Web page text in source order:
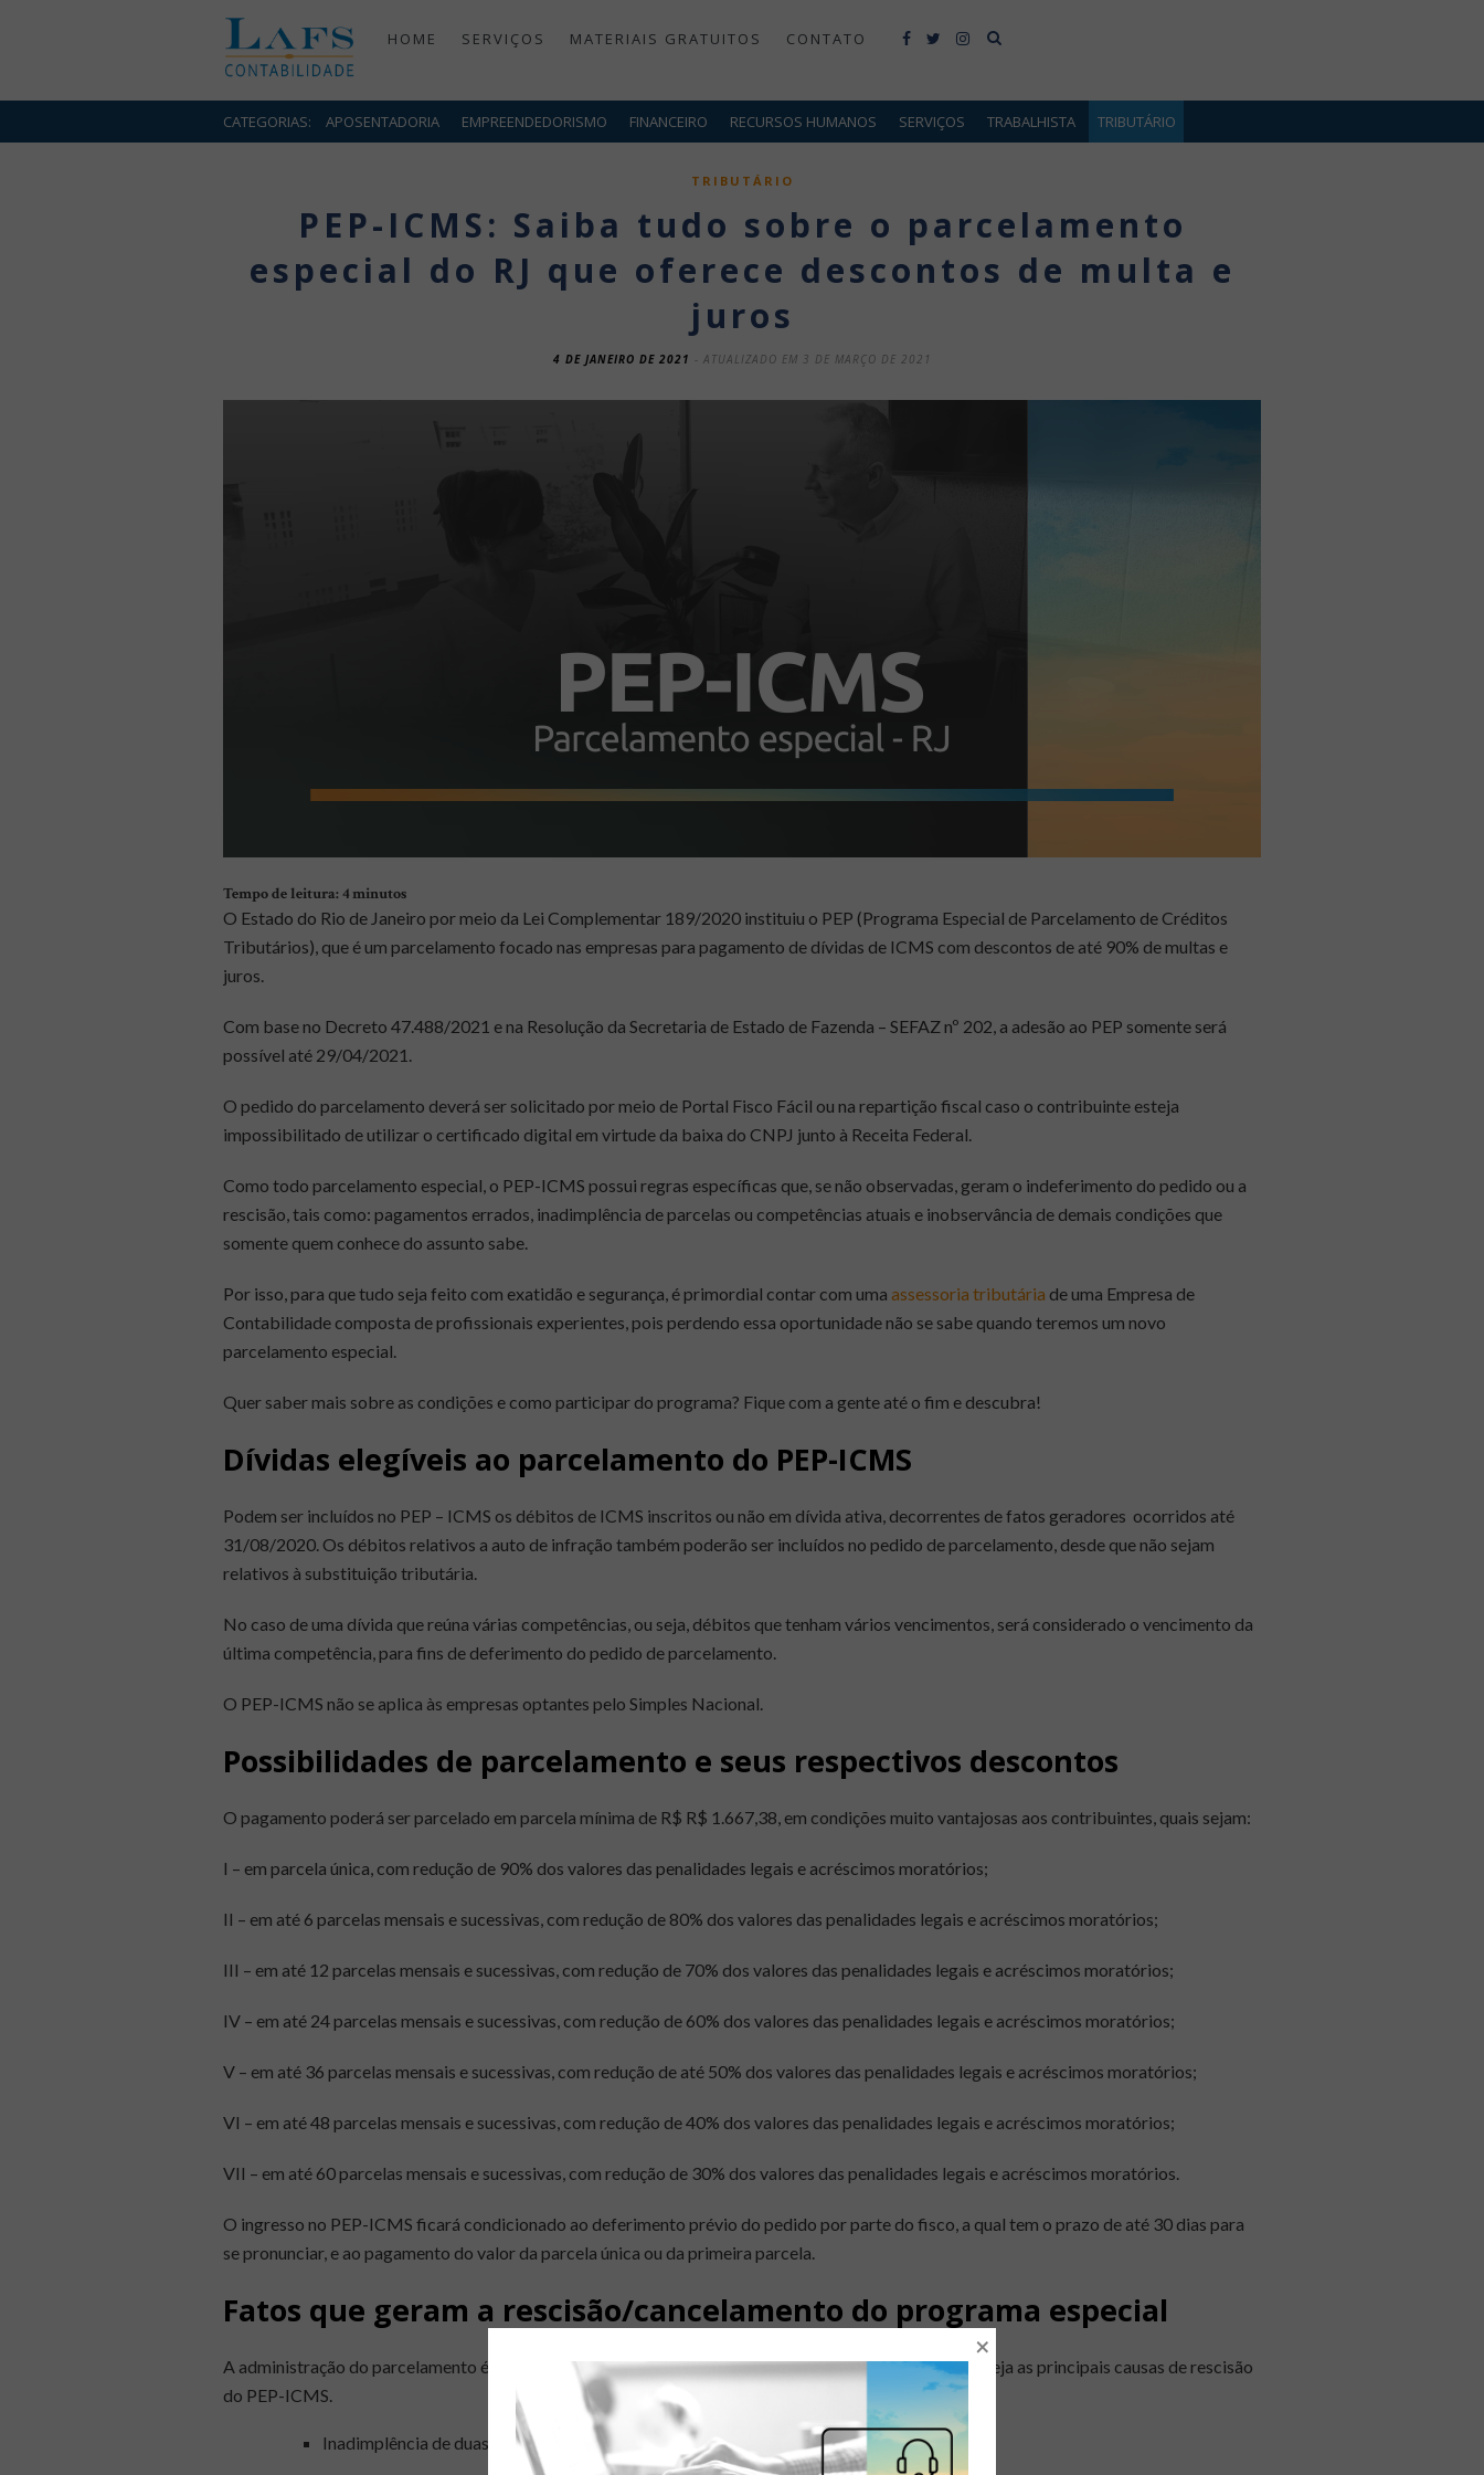
HOME SERVIÇOS MATERIAIS GRATUITOS CONTATO
CATEGORIAS: APOSENTADORIA EMPREENDEDORISMO FINANCEIRO RECURSOS HUMANOS SERVIÇOS TRABALHISTA TRIBUTÁRIO
TRIBUTÁRIO
PEP-ICMS: Saiba tudo sobre o parcelamento
especial do RJ que oferece descontos de multa e
juros
4 DE JANEIRO DE 2021 - ATUALIZADO EM 3 DE MARÇO DE 2021
Tempo de leitura: 4 minutos
O Estado do Rio de Janeiro por meio da Lei Complementar 189/2020 instituiu o PEP (Programa Especial de Parcelamento de Créditos
Tributários), que é um parcelamento focado nas empresas para pagamento de dívidas de ICMS com descontos de até 90% de multas e
juros.
Com base no Decreto 47.488/2021 e na Resolução da Secretaria de Estado de Fazenda – SEFAZ nº 202, a adesão ao PEP somente será
possível até 29/04/2021.
O pedido do parcelamento deverá ser solicitado por meio de Portal Fisco Fácil ou na repartição fiscal caso o contribuinte esteja
impossibilitado de utilizar o certificado digital em virtude da baixa do CNPJ junto à Receita Federal.
Como todo parcelamento especial, o PEP-ICMS possui regras específicas que, se não observadas, geram o indeferimento do pedido ou a
rescisão, tais como: pagamentos errados, inadimplência de parcelas ou competências atuais e inobservância de demais condições que
somente quem conhece do assunto sabe.
Por isso, para que tudo seja feito com exatidão e segurança, é primordial contar com uma assessoria tributária de uma Empresa de
Contabilidade composta de profissionais experientes, pois perdendo essa oportunidade não se sabe quando teremos um novo
parcelamento especial.
Quer saber mais sobre as condições e como participar do programa? Fique com a gente até o fim e descubra!
Dívidas elegíveis ao parcelamento do PEP-ICMS
Podem ser incluídos no PEP – ICMS os débitos de ICMS inscritos ou não em dívida ativa, decorrentes de fatos geradores ocorridos até
31/08/2020. Os débitos relativos a auto de infração também poderão ser incluídos no pedido de parcelamento, desde que não sejam
relativos à substituição tributária.
No caso de uma dívida que reúna várias competências, ou seja, débitos que tenham vários vencimentos, será considerado o vencimento da
última competência, para fins de deferimento do pedido de parcelamento.
O PEP-ICMS não se aplica às empresas optantes pelo Simples Nacional.
Possibilidades de parcelamento e seus respectivos descontos
O pagamento poderá ser parcelado em parcela mínima de R$ R$ 1.667,38, em condições muito vantajosas aos contribuintes, quais sejam:
I – em parcela única, com redução de 90% dos valores das penalidades legais e acréscimos moratórios;
II – em até 6 parcelas mensais e sucessivas, com redução de 80% dos valores das penalidades legais e acréscimos moratórios;
III – em até 12 parcelas mensais e sucessivas, com redução de 70% dos valores das penalidades legais e acréscimos moratórios;
IV – em até 24 parcelas mensais e sucessivas, com redução de 60% dos valores das penalidades legais e acréscimos moratórios;
V – em até 36 parcelas mensais e sucessivas, com redução de até 50% dos valores das penalidades legais e acréscimos moratórios;
VI – em até 48 parcelas mensais e sucessivas, com redução de 40% dos valores das penalidades legais e acréscimos moratórios;
VII – em até 60 parcelas mensais e sucessivas, com redução de 30% dos valores das penalidades legais e acréscimos moratórios.
O ingresso no PEP-ICMS ficará condicionado ao deferimento prévio do pedido por parte do fisco, a qual tem o prazo de até 30 dias para
se pronunciar, e ao pagamento do valor da parcela única ou da primeira parcela.
Fatos que geram a rescisão/cancelamento do programa especial
A administração do parcelamento é tão importante quanto o procedimento de ingresso ao programa, veja as principais causas de rescisão
do PEP-ICMS.
Inadimplência de duas parcelas consecutivas ou não;
×